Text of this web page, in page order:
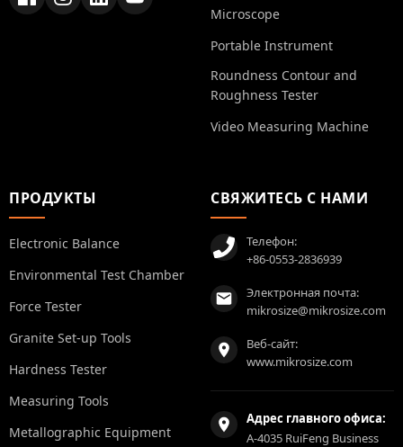
Microscope
Portable Instrument
Roundness Contour and
Roughness Tester
Video Measuring Machine
ПРОДУКТЫ
Electronic Balance
Environmental Test Chamber
Force Tester
Granite Set-up Tools
Hardness Tester
Measuring Tools
Metallographic Equipment
СВЯЖИТЕСЬ С НАМИ
Телефон:
+86-0553-2836939
Электронная почта:
mikrosize@mikrosize.com
Веб-сайт:
www.mikrosize.com
Адрес главного офиса:
A-4035 RuiFeng Business